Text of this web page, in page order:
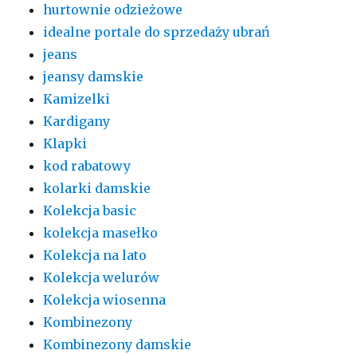
hurtownie odzieżowe
idealne portale do sprzedaży ubrań
jeans
jeansy damskie
Kamizelki
Kardigany
Klapki
kod rabatowy
kolarki damskie
Kolekcja basic
kolekcja masełko
Kolekcja na lato
Kolekcja welurów
Kolekcja wiosenna
Kombinezony
Kombinezony damskie